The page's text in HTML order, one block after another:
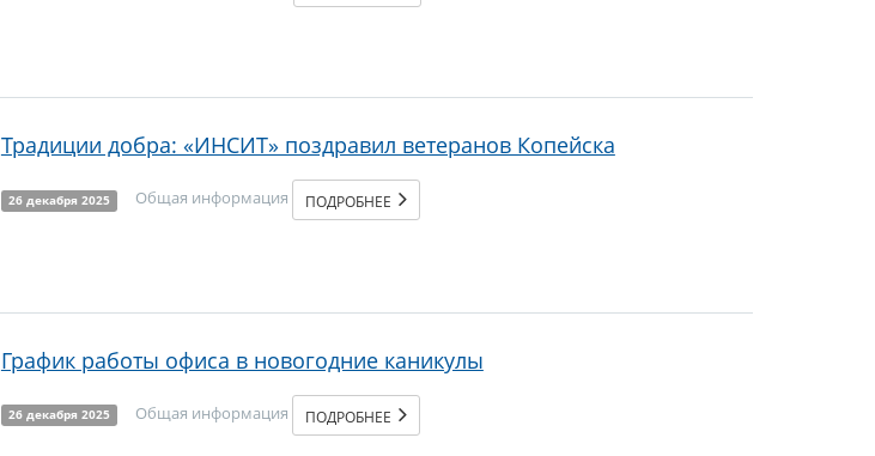
Традиции добра: «ИНСИТ» поздравил ветеранов Копейска
26 декабря 2025 Общая информация ПОДРОБНЕЕ
График работы офиса в новогодние каникулы
26 декабря 2025 Общая информация ПОДРОБНЕЕ